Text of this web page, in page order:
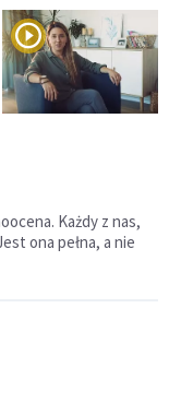
Każdy z nas,
ona pełna, a nie